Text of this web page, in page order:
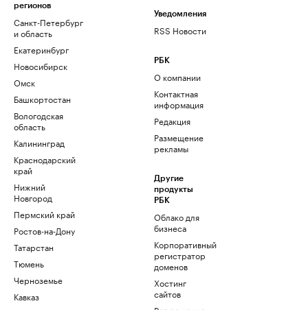
регионов
Санкт-Петербург
и область
Екатеринбург
Новосибирск
Омск
Башкортостан
Вологодская
область
Калининград
Краснодарский
край
Нижний
Новгород
Пермский край
Ростов-на-Дону
Татарстан
Тюмень
Черноземье
Кавказ
Уведомления
RSS Новости
РБК
О компании
Контактная
информация
Редакция
Размещение
рекламы
Другие
продукты
РБК
Облако для
бизнеса
Корпоративный
регистратор
доменов
Хостинг
сайтов